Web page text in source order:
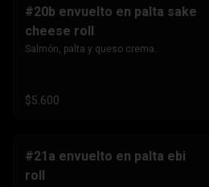
#20b envuelto en palta sake
cheese roll
Salmón, palta y queso crema.
$5.600
#21a envuelto en palta ebi
roll